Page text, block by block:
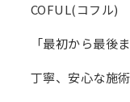
COFUL(コフル)
「最初から最後
丁寧、安心な施